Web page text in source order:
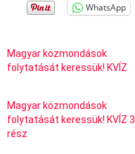
WhatsApp
Magyar közmondások
folytatását keressük! KVÍZ
Magyar közmondások
folytatását keressük! KVÍZ 3.
rész